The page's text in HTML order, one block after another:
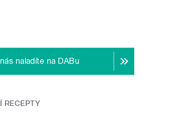
naladíte na DABu
RECEPTY